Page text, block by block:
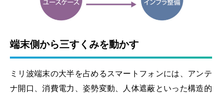
端末側から三すくみを動かす
ミリ波端末の大半を占めるスマートフォンには、アンテ
ナ開口、消費電力、姿勢変動、人体遮蔽といった構造的